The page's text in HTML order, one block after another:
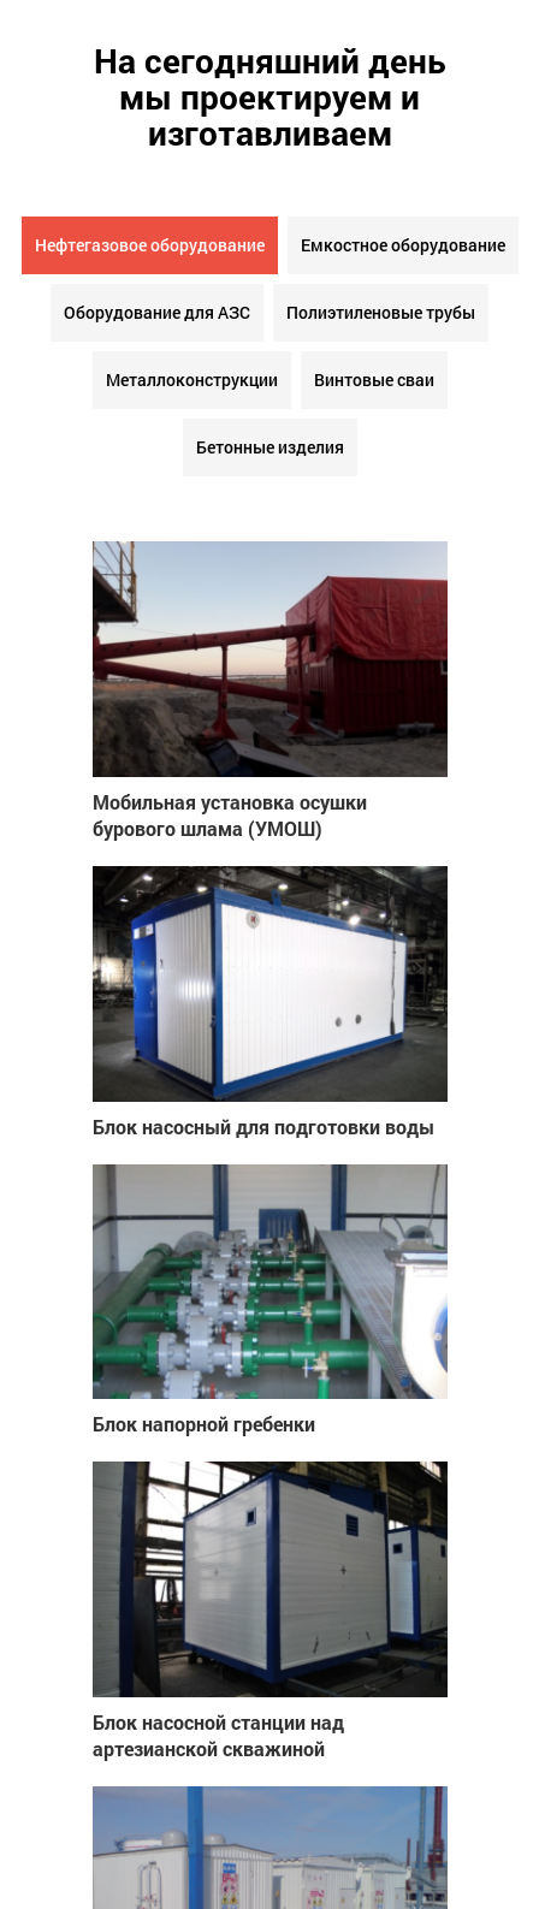
На сегодняшний день
мы проектируем и
изготавливаем
Нефтегазовое оборудование Емкостное оборудование
Оборудование для АЗС Полиэтиленовые трубы
Металлоконструкции Винтовые сваи
Бетонные изделия
Мобильная установка осушки
бурового шлама (УМОШ)
Блок насосный для подготовки воды
Блок напорной гребенки
Блок насосной станции над
артезианской скважиной